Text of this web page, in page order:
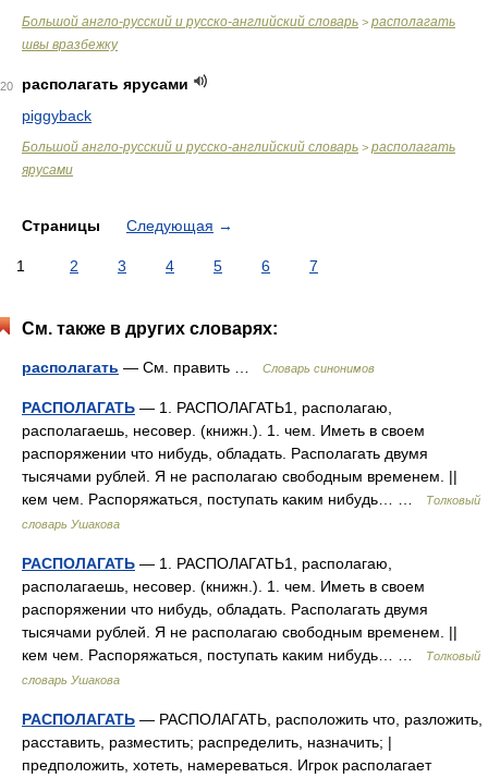
Большой англо-русский и русско-английский словарь > располагать
швы вразбежку
20
располагать ярусами
piggyback
Большой англо-русский и русско-английский словарь > располагать
ярусами
Страницы Следующая →
1 2 3 4 5 6 7
См. также в других словарях:
располагать — См. править … Словарь синонимов
РАСПОЛАГАТЬ — 1. РАСПОЛАГАТЬ1, располагаю,
располагаешь, несовер. (книжн.). 1. чем. Иметь в своем
распоряжении что нибудь, обладать. Располагать двумя
тысячами рублей. Я не располагаю свободным временем. ||
кем чем. Распоряжаться, поступать каким нибудь… …
Толковый
словарь Ушакова
РАСПОЛАГАТЬ — 1. РАСПОЛАГАТЬ1, располагаю,
располагаешь, несовер. (книжн.). 1. чем. Иметь в своем
распоряжении что нибудь, обладать. Располагать двумя
тысячами рублей. Я не располагаю свободным временем. ||
кем чем. Распоряжаться, поступать каким нибудь… …
Толковый
словарь Ушакова
РАСПОЛАГАТЬ — РАСПОЛАГАТЬ, расположить что, разложить,
расставить, разместить; распределить, назначить; |
предположить, хотеть, намереваться. Игрок располагает